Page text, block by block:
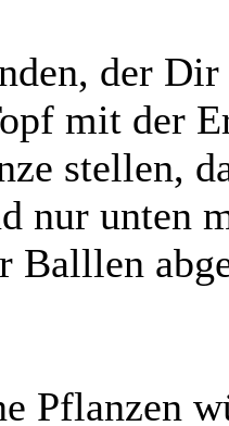
der
mit der
stellen,
nur unten
Balllen
Pflanzen